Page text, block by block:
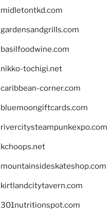
midletontkd.com
gardensandgrills.com
basilfoodwine.com
nikko-tochigi.net
caribbean-corner.com
bluemoongiftcards.com
rivercitysteampunkexpo.com
kchoops.net
mountainsideskateshop.com
kirtlandcitytavern.com
301nutritionspot.com